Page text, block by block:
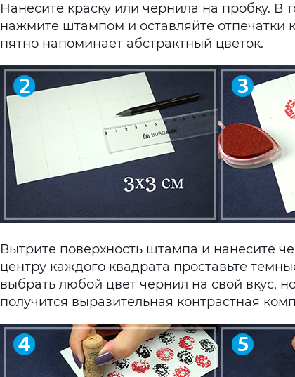
Нанесите краску или чернила на пробку. В
нажмите штампом и оставляйте отпечатки
пятно напоминает абстрактный цветок.
Вытрите поверхность штампа и нанесите
центру каждого квадрата проставьте
выбрать любой цвет чернил на свой вкус,
получится выразительная контрастная